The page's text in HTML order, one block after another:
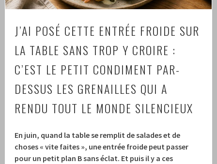
J’AI POSÉ CETTE ENTRÉE FROIDE SUR
LA TABLE SANS TROP Y CROIRE :
C’EST LE PETIT CONDIMENT PAR-
DESSUS LES GRENAILLES QUI A
RENDU TOUT LE MONDE SILENCIEUX
En juin, quand la table se remplit de salades et de
choses « vite faites », une entrée froide peut passer
pour un petit plan B sans éclat. Et puis il y a ces